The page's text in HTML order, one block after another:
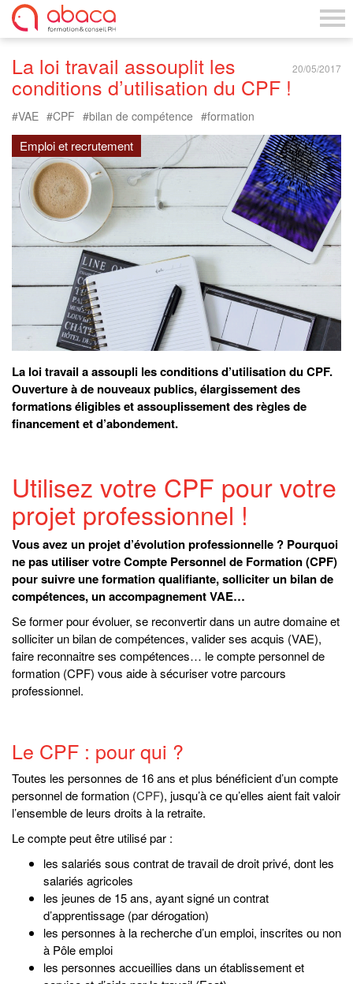
20/05/2017
La loi travail assouplit les
conditions d’utilisation du CPF !
VAE CPF bilan de compétence formation
Emploi et recrutement
La loi travail a assoupli les conditions d’utilisation du CPF.
Ouverture à de nouveaux publics, élargissement des
formations éligibles et assouplissement des règles de
financement et d’abondement.
Utilisez votre CPF pour votre
projet professionnel !
Vous avez un projet d’évolution professionnelle ? Pourquoi
ne pas utiliser votre Compte Personnel de Formation (CPF)
pour suivre une formation qualifiante, solliciter un bilan de
compétences, un accompagnement VAE…
Se former pour évoluer, se reconvertir dans un autre domaine et
solliciter un bilan de compétences, valider ses acquis (VAE),
faire reconnaitre ses compétences… le compte personnel de
formation (CPF) vous aide à sécuriser votre parcours
professionnel.
Le CPF : pour qui ?
Toutes les personnes de 16 ans et plus bénéficient d’un compte
personnel de formation (CPF), jusqu’à ce qu’elles aient fait valoir
l’ensemble de leurs droits à la retraite.
Le compte peut être utilisé par :
les salariés sous contrat de travail de droit privé, dont les
salariés agricoles
les jeunes de 15 ans, ayant signé un contrat
d’apprentissage (par dérogation)
les personnes à la recherche d’un emploi, inscrites ou non
à Pôle emploi
les personnes accueillies dans un établissement et